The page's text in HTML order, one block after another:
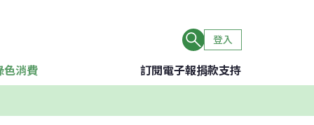
登入
色消費 訂閱電子報捐款支持